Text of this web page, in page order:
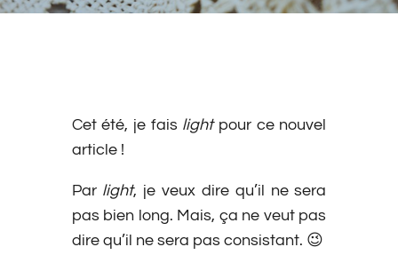
Cet été, je fais lightpour ce nouvel
article !
Par light, je veux dire qu’il ne sera
pas bien long. Mais, ça ne veut pas
dire qu’il ne sera pas consistant. 😉